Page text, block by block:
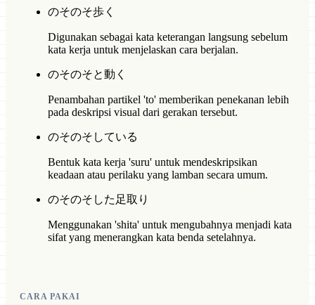
のそのそ歩く
Digunakan sebagai kata keterangan langsung sebelum
kata kerja untuk menjelaskan cara berjalan.
のそのそと動く
Penambahan partikel 'to' memberikan penekanan lebih
pada deskripsi visual dari gerakan tersebut.
のそのそしている
Bentuk kata kerja 'suru' untuk mendeskripsikan
keadaan atau perilaku yang lamban secara umum.
のそのそした足取り
Menggunakan 'shita' untuk mengubahnya menjadi kata
sifat yang menerangkan kata benda setelahnya.
CARA PAKAI